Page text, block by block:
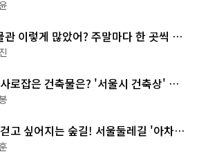
관 이렇게 많았어? 주말마다 한 곳씩 떠
로잡은 건축물은? '서울시 건축상' 수
고 싶어지는 숲길! 서울둘레길 '아차산